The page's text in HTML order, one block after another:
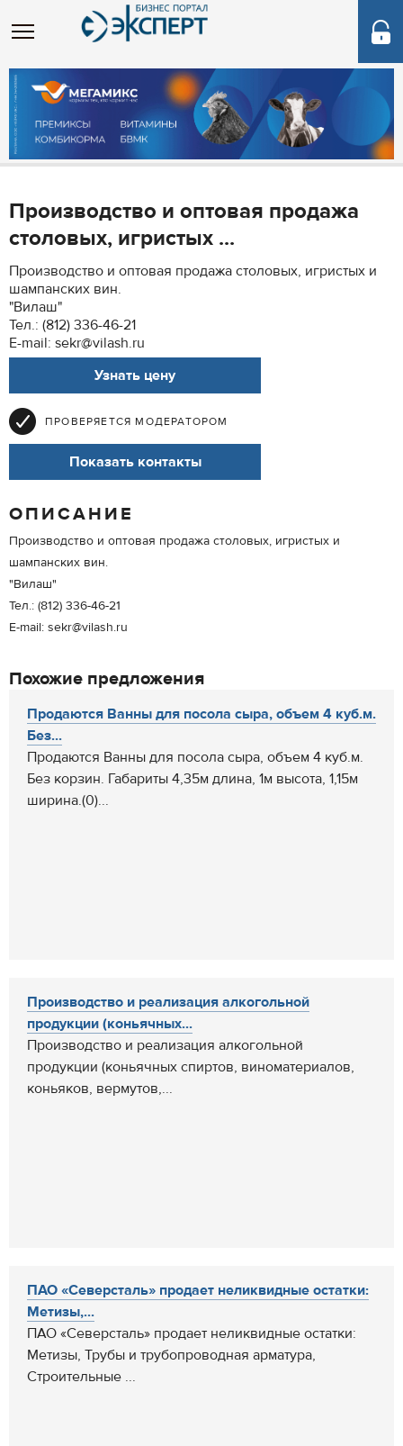
Производство и оптовая продажа
столовых, игристых ...
Производство и оптовая продажа столовых, игристых и
шампанских вин.
"Вилаш"
Тел.: (812) 336-46-21
E-mail: sekr@vilash.ru
Узнать цену
ПРОВЕРЯЕТСЯ МОДЕРАТОРОМ
Показать контакты
ОПИСАНИЕ
Производство и оптовая продажа столовых, игристых и
шампанских вин.
"Вилаш"
Тел.: (812) 336-46-21
E-mail: sekr@vilash.ru
Похожие предложения
Продаются Ванны для посола сыра, объем 4 куб.м.
Без...
Продаются Ванны для посола сыра, объем 4 куб.м.
Без корзин. Габариты 4,35м длина, 1м высота, 1,15м
ширина.(0)...
Производство и реализация алкогольной
продукции (коньячных...
Производство и реализация алкогольной
продукции (коньячных спиртов, виноматериалов,
коньяков, вермутов,...
ПАО «Северсталь» продает неликвидные остатки:
Метизы,...
ПАО «Северсталь» продает неликвидные остатки:
Метизы, Трубы и трубопроводная арматура,
Строительные ...